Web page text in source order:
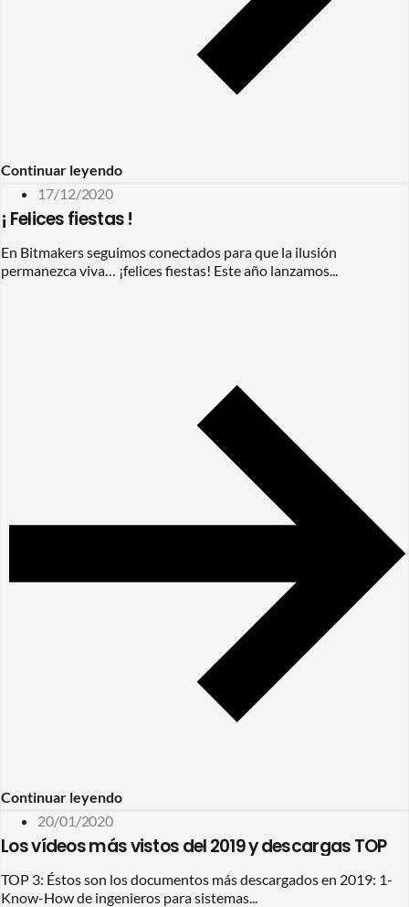
Continuar leyendo
17/12/2020
¡ Felices fiestas !
En Bitmakers seguimos conectados para que la ilusión
permanezca viva… ¡felices fiestas! Este año lanzamos...
Continuar leyendo
20/01/2020
Los vídeos más vistos del 2019 y descargas TOP
TOP 3: Éstos son los documentos más descargados en 2019: 1-
Know-How de ingenieros para sistemas...